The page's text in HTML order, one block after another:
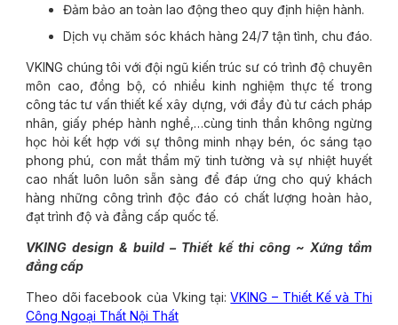
Đảm bảo an toàn lao động theo quy định hiện hành.
Dịch vụ chăm sóc khách hàng 24/7 tận tình, chu đáo.
VKING chúng tôi với đội ngũ kiến trúc sư có trình độ chuyên
môn cao, đồng bộ, có nhiều kinh nghiệm thực tế trong
công tác tư vấn thiết kế xây dựng, với đầy đủ tư cách pháp
nhân, giấy phép hành nghề,…cùng tinh thần không ngừng
học hỏi kết hợp với sự thông minh nhạy bén, óc sáng tạo
phong phú, con mắt thẩm mỹ tinh tường và sự nhiệt huyết
cao nhất luôn luôn sẵn sàng để đáp ứng cho quý khách
hàng những công trình độc đáo có chất lượng hoàn hảo,
đạt trình độ và đẳng cấp quốc tế.
VKING design & build – Thiết kế thi công ~ Xứng tầm
đẳng cấp
Theo dõi facebook của Vking tại:VKING – Thiết Kế và Thi
Công Ngoại Thất Nội Thất